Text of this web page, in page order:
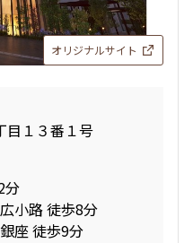
オリジナルサイト
目１３番１号
分
小路 徒歩8分
座 徒歩9分